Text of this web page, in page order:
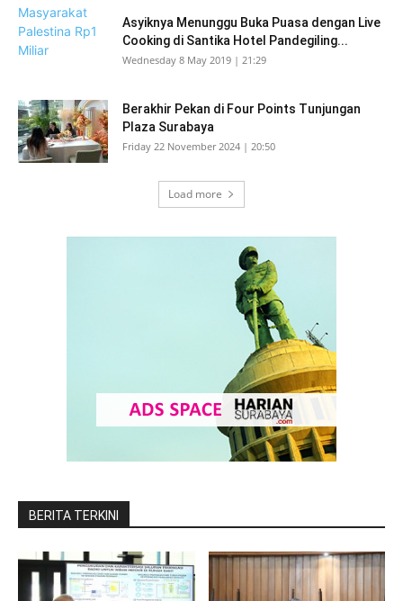
Asyiknya Menunggu Buka Puasa dengan Live
Cooking di Santika Hotel Pandegiling...
Wednesday 8 May 2019 | 21:29
Berakhir Pekan di Four Points Tunjungan
Plaza Surabaya
Friday 22 November 2024 | 20:50
Load more
BERITA TERKINI